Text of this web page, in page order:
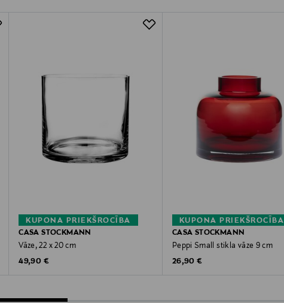
KUPONA PRIEKŠROCĪBA
CASA STOCKMANN
Vāze, 22 x 20 cm
Original Price
49,90 €
KUPONA PRIEKŠROCĪBA
CASA STOCKMANN
Peppi Small stikla vāze 9 cm
Original Price
26,90 €